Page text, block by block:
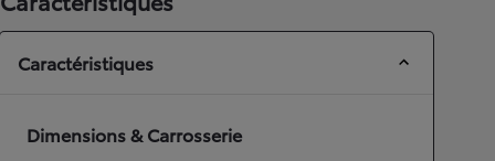
Caractéristiques
Dimensions & Carrosserie